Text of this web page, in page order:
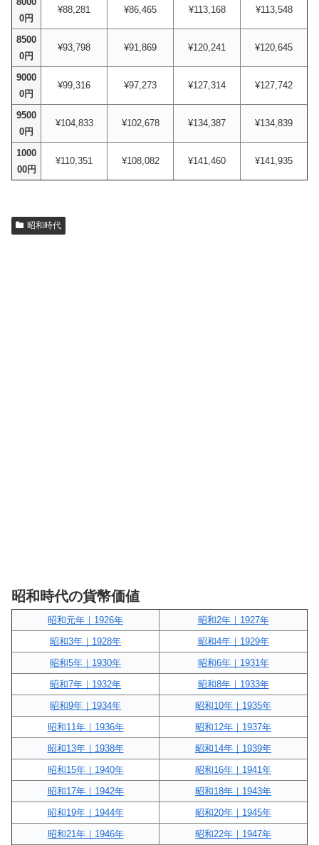
0円
¥88,281 ¥86,465 ¥113,168 ¥113,548
8500
0円
¥93,798 ¥91,869 ¥120,241 ¥120,645
9000
0円
¥99,316 ¥97,273 ¥127,314 ¥127,742
9500
0円
¥104,833 ¥102,678 ¥134,387 ¥134,839
1000
00円
¥110,351 ¥108,082 ¥141,460 ¥141,935
昭和時代
昭和時代の貨幣価値
昭和元年｜1926年
昭和2年｜1927年
昭和3年｜1928年
昭和4年｜1929年
昭和5年｜1930年
昭和6年｜1931年
昭和7年｜1932年
昭和8年｜1933年
昭和9年｜1934年
昭和10年｜1935年
昭和11年｜1936年
昭和12年｜1937年
昭和13年｜1938年
昭和14年｜1939年
昭和15年｜1940年
昭和16年｜1941年
昭和17年｜1942年
昭和18年｜1943年
昭和19年｜1944年
昭和20年｜1945年
昭和21年｜1946年
昭和22年｜1947年